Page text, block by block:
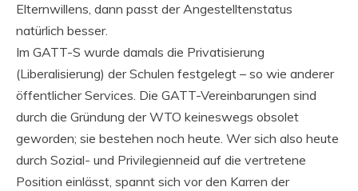
Elternwillens, dann passt der Angestelltenstatus
natürlich besser.
Im GATT-S wurde damals die Privatisierung
(Liberalisierung) der Schulen festgelegt – so wie anderer
öffentlicher Services. Die GATT-Vereinbarungen sind
durch die Gründung der WTO keineswegs obsolet
geworden; sie bestehen noch heute. Wer sich also heute
durch Sozial- und Privilegienneid auf die vertretene
Position einlässt, spannt sich vor den Karren der